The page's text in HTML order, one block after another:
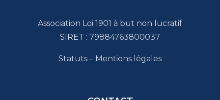
Association Loi 1901 à but non lucratif
SIRET : 79884763800037
Statuts – Mentions légales